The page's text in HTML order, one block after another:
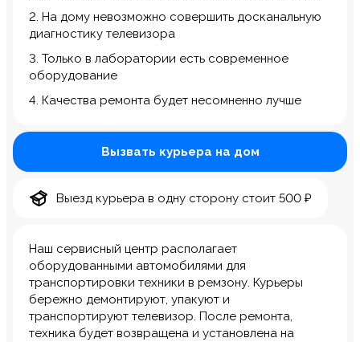
2. На дому невозможно совершить досканальную
диагностику телевизора
3. Только в лаборатории есть современное
оборудование
4. Качества ремонта будет несомненно лучше
Наш сервисный центр располагает
оборудованными автомобилями для
транспортировки техники в ремзону. Курьеры
бережно демонтируют, упакуют и
транспортируют телевизор. После ремонта,
техника будет возвращена и установлена на
Вызвать курьера на дом
Выезд курьера в одну сторону стоит 500 ₽